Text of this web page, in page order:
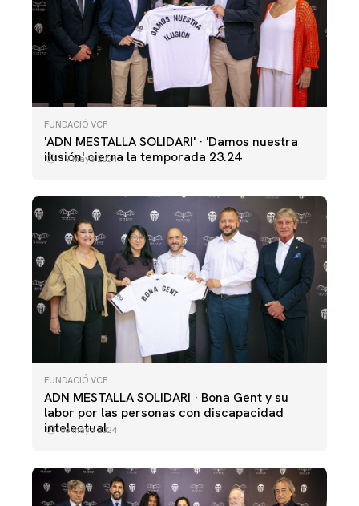
FUNDACIÓ VCF
'ADN MESTALLA SOLIDARI' · 'Damos nuestra
ilusión' cierra la temporada 23.24
19 mayo 2024
FUNDACIÓ VCF
ADN MESTALLA SOLIDARI · Bona Gent y su
labor por las personas con discapacidad
intelectual
06 mayo 2024